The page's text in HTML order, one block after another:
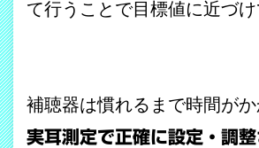
て行うことで目標値に近づけ
補聴器は慣れるまで時間がか
実耳測定で正確に設定・調